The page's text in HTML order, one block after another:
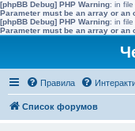
[phpBB Debug] PHP Warning: in file
Parameter must be an array or an
[phpBB Debug] PHP Warning: in file
Parameter must be an array or an
Правила
Список форумов